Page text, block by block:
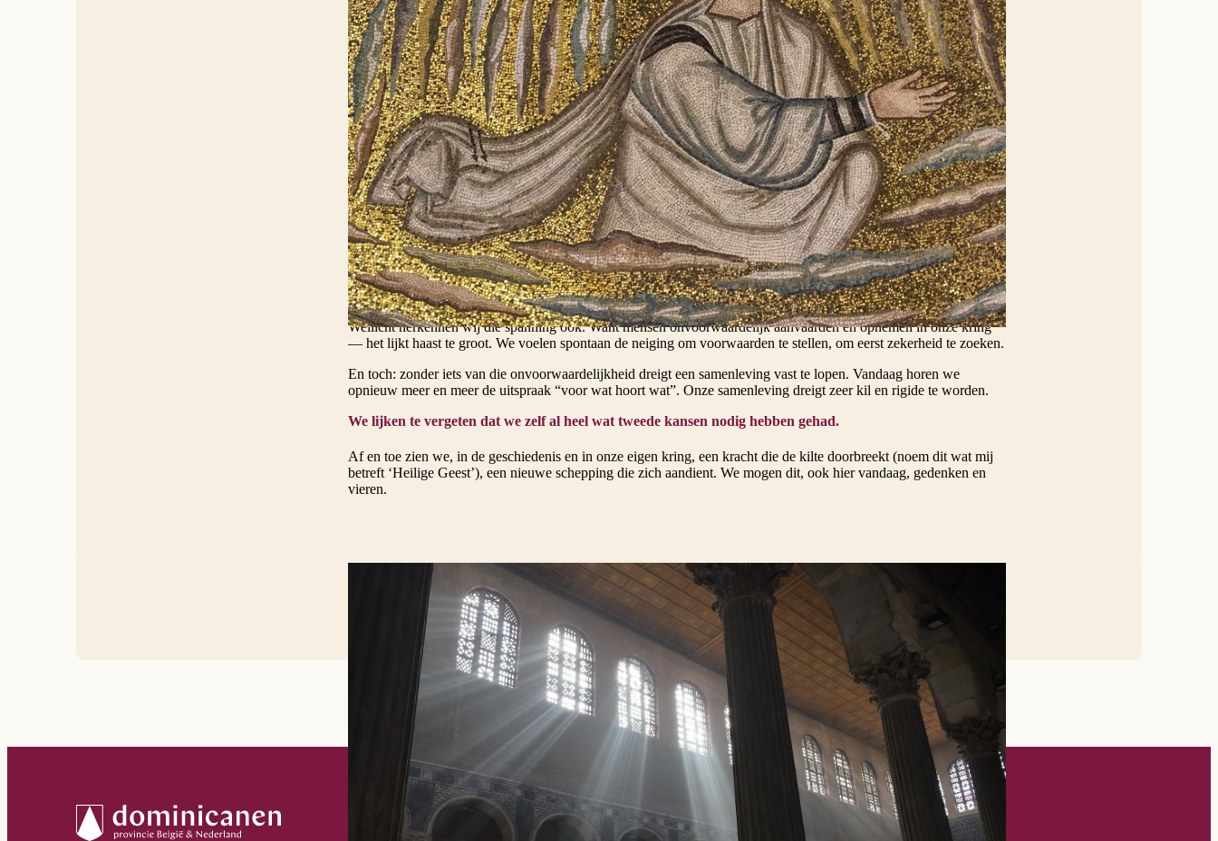
Matteüs laat zien dat Jezus dit op een bijzondere manier invult. Waar Mozes de Wet ontvangt, realiseert Jezus die in
concrete ontmoetingen. Dat zien we bijvoorbeeld in de reeks van wonderverhalen bij Matteüs. Die zijn niet louter
spectaculaire daden, maar telkens ontmoetingen met mensen aan de rand: een melaatse, een bezetene, een
verlamde. Mensen die buiten de gemeenschap zijn komen te staan, worden opnieuw binnengehaald. Relaties
worden hersteld.
Als Jezus zegt “Ik wil liever barmhartigheid dan offers.” gaat het niet om het afschaffen van tradities, maar
om hun diepste bedoeling: mensen opnieuw in relatie brengen, herstellen wat gebroken is.
De reactie van de farizeeën is echter niet zomaar hardvochtig. Volgens de traditie (beschreven in het Bijbelboek
Leviticus) hoorde bij vergeving een concreet en ‘redelijk’ proces: herstel van de schade, vermeerderd met een
vijfde, en het brengen van een offer (Lv. 5,20-26). Maar wat Jezus doet, gaat nog een stap verder. Hij opent de
relatie vóór alles hersteld is. Hij geeft vertrouwen dat voorafgaat aan verandering.
Dat is een verschuiving die niet evident was en is. Zelfs binnen de vroege christelijke gemeenschappen riep dit
vermoedelijk vragen op. Lucas benadrukt daarom, in zijn versie van het verhaal, expliciet dat Jezus zondaars
oproept tot inkeer. Blijkbaar was het nodig om die onvoorwaardelijkheid te verbinden met verantwoordelijkheid.
Wellicht herkennen wij die spanning ook. Want mensen onvoorwaardelijk aanvaarden en opnemen in onze kring
— het lijkt haast te groot. We voelen spontaan de neiging om voorwaarden te stellen, om eerst zekerheid te zoeken.
En toch: zonder iets van die onvoorwaardelijkheid dreigt een samenleving vast te lopen. Vandaag horen we
opnieuw meer en meer de uitspraak “voor wat hoort wat”. Onze samenleving dreigt zeer kil en rigide te worden.
We lijken te vergeten dat we zelf al heel wat tweede kansen nodig hebben gehad.
Af en toe zien we, in de geschiedenis en in onze eigen kring, een kracht die de kilte doorbreekt (noem dit wat mij
betreft ‘Heilige Geest’), een nieuwe schepping die zich aandient. We mogen dit, ook hier vandaag, gedenken en
vieren.
© Lawrence Lew, OP
Nieuwsbrief